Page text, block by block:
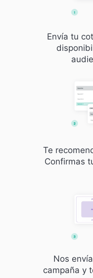
Envía tu
Te
Confirmas
Nos
campaña y